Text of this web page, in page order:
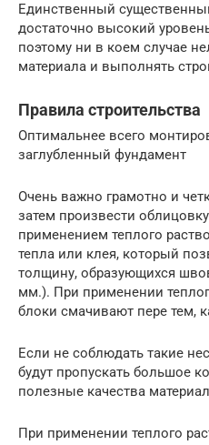
Единственный
достаточно высокий
поэтому ни в коем случае
материала и выполнять
Правила строительства
Оптимальнее всего
заглубленный фундамент
Очень важно грамотно и
затем произвести
применением теплого
тепла или клея, который
толщину, образующихся
мм.). При применении
блоки смачивают пере тем,
Если не соблюдать такие
будут пропускать большое
полезные качества
При применении теплого